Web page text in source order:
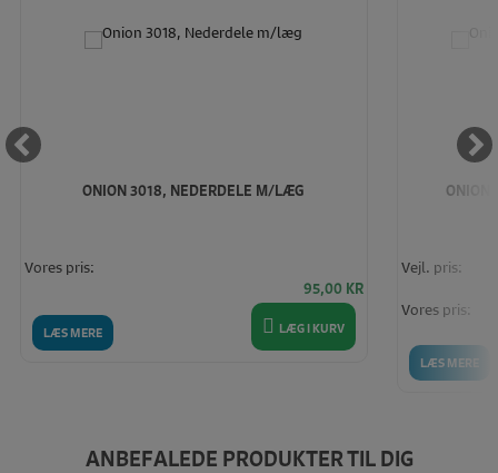
ONION 3018, NEDERDELE M/LÆG
LÆS MERE
Vores pris:
95,00 KR
LÆG I KURV
ONION
LÆS MERE
Vejl. pris:
Vores pris:
ANBEFALEDE PRODUKTER TIL DIG